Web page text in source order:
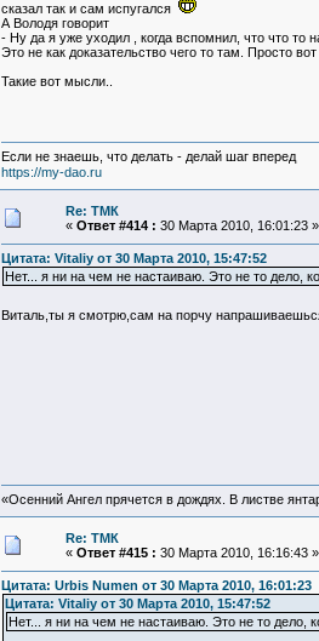
сказал так и сам испугался
А Володя говорит
- Ну да я уже уходил , когда вспомнил, что что то
Это не как доказательство чего то там. Просто вот
Такие вот мысли..
Если не знаешь, что делать - делай шаг вперед
https://my-dao.ru
Re: ТМК
« Ответ #414 : 30 Марта 2010, 16:01:23 »
Цитата: Vitaliy от 30 Марта 2010, 15:47:52
Нет... я ни на чем не настаиваю. Это не то дело,
Виталь,ты я смотрю,сам на порчу
«Осенний Ангел прячется в дождях. В листве
Re: ТМК
« Ответ #415 : 30 Марта 2010, 16:16:43 »
Цитата: Urbis Numen от 30 Марта 2010, 16:01:23
Цитата: Vitaliy от 30 Марта 2010, 15:47:52
Нет... я ни на чем не настаиваю. Это не то дело,